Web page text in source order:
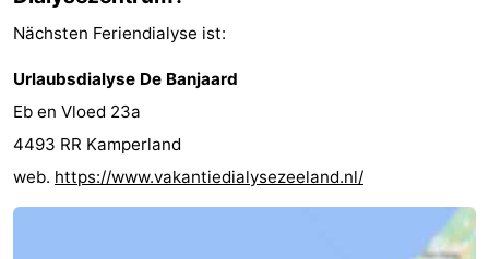
Walcherse
bos
Dishoek
-
Vlissingen
-
Middelburg
Zeeuws-
Vlaanderen
-
Nächsten Feriendialyse ist:
Urlaubsdialyse De Banjaard
Eb en Vloed 23a
4493 RR Kamperland
web. https://www.vakantiedialysezeeland.nl/